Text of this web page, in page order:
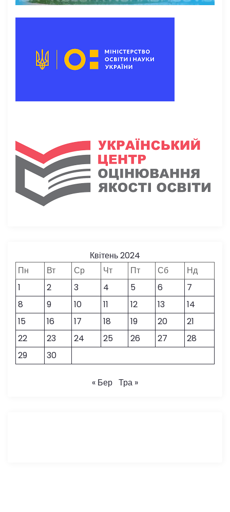
Квітень 2024
Пн
Вт Ср Чт Пт Сб
Нд
1
2 3 4 5 6
7
8
9 10 11 12 13
14
15
16 17 18 19 20
21
22
23 24 25 26 27
28
29
30
« Бер Тра »